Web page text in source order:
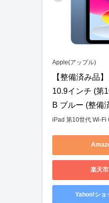
Apple(アップル)
【整備済み品
10.9インチ (第
B ブルー (整備
iPad 第10世代 Wi-Fi
楽天
Yahoo!ショ